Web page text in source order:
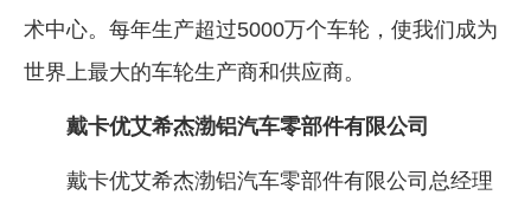
术中心。每年生产超过5000万个车轮，使我们成为
世界上最大的车轮生产商和供应商。
戴卡优艾希杰渤铝汽车零部件有限公司
戴卡优艾希杰渤铝汽车零部件有限公司总经理